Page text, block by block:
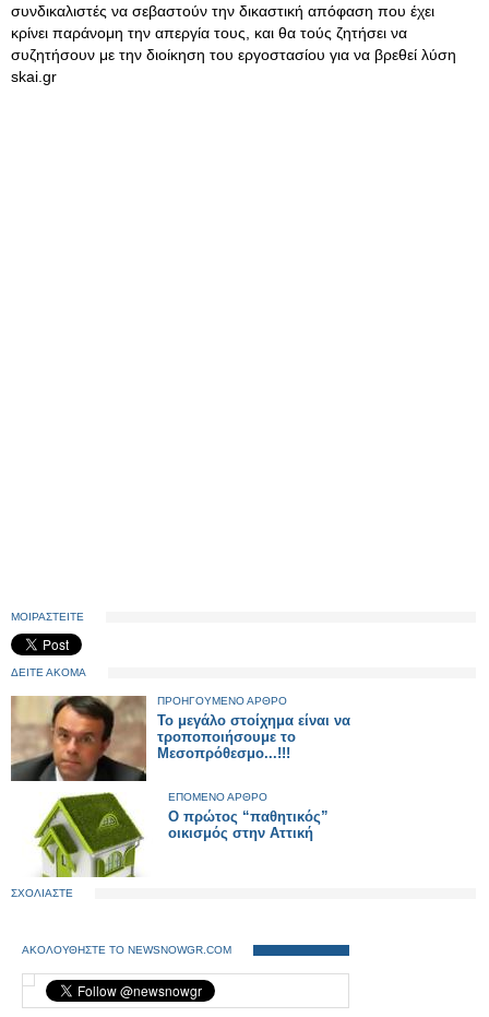
συνδικαλιστές να σεβαστούν την δικαστική απόφαση που έχει
κρίνει παράνομη την απεργία τους, και θα τούς ζητήσει να
συζητήσουν με την διοίκηση του εργοστασίου για να βρεθεί λύση
skai.gr
ΜΟΙΡΑΣΤΕΙΤΕ
ΔΕΙΤΕ ΑΚΟΜΑ
ΠΡΟΗΓΟΥΜΕΝΟ ΑΡΘΡΟ
Το μεγάλο στοίχημα είναι να
τροποποιήσουμε το
Μεσοπρόθεσμο...!!!
ΕΠΟΜΕΝΟ ΑΡΘΡΟ
O πρώτος “παθητικός”
οικισμός στην Αττική
ΣΧΟΛΙΑΣΤΕ
ΑΚΟΛΟΥΘΗΣΤΕ ΤΟ NEWSNOWGR.COM